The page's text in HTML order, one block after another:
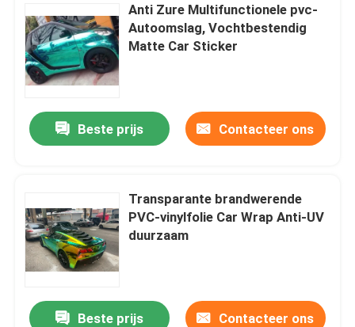
Anti Zure Multifunctionele pvc-
Autoomslag, Vochtbestendig
Matte Car Sticker
Beste prijs Contacteer ons
Transparante brandwerende
PVC-vinylfolie Car Wrap Anti-UV
duurzaam
Beste prijs Contacteer ons